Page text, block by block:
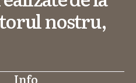
nostru,
Info